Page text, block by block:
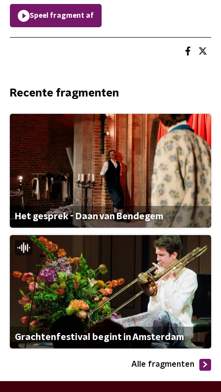
Speel fragment af
Recente fragmenten
Het gesprek - Daan van Bendegem
Grachtenfestival begint in Amsterdam
Alle fragmenten